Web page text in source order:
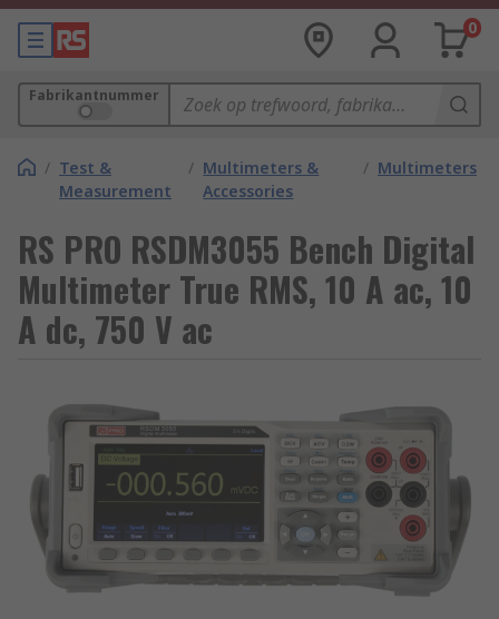
0
Fabrikantnummer
/ Test &
Measurement
/ Multimeters &
Accessories
/ Multimeters
RS PRO RSDM3055 Bench Digital
Multimeter True RMS, 10 A ac, 10
A dc, 750 V ac